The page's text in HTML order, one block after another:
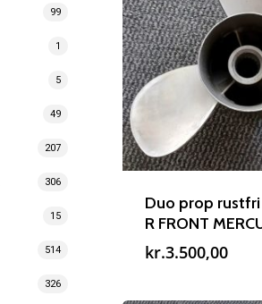
99
1
5
49
207
306
15
514
326
Duo prop rustfri
R FRONT
kr.3.500,00